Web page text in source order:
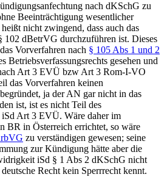
nach dKSchG zu
Beeinträchtigung wesentlicher
nicht zwingend, dass auch das
102 dBetrVG durchzuführen ist. Dieses
Vorverfahren nach § 105 Abs 1 und 2
Betriebsverfassungsrechts gesehen und
Art 3 EVÜ bzw Art 3 Rom-I-VO
das Vorverfahren keinen
ja der AN gar nicht in das
ist, ist es nicht Teil des
iSd Art 3 EVÜ. Wäre daher im
BR in Österreich errichtet, so wäre
zu verständigen gewesen; seine
zur Kündigung hätte aber die
iSd § 1 Abs 2 dKSchG nicht
Recht kein Sperrrecht kennt.